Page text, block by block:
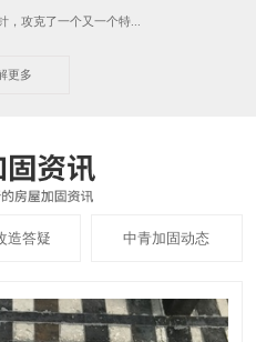
，攻克了一个又一个特...
更多
造答疑 中青加固动态